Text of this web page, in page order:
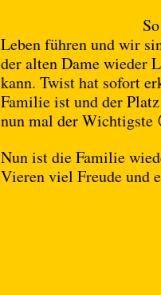
Leben führen und wir
der alten Dame wieder
kann. Twist hat sofort
Familie ist und der
nun mal der Wichtigste
Nun ist die Familie
Vieren viel Freude und